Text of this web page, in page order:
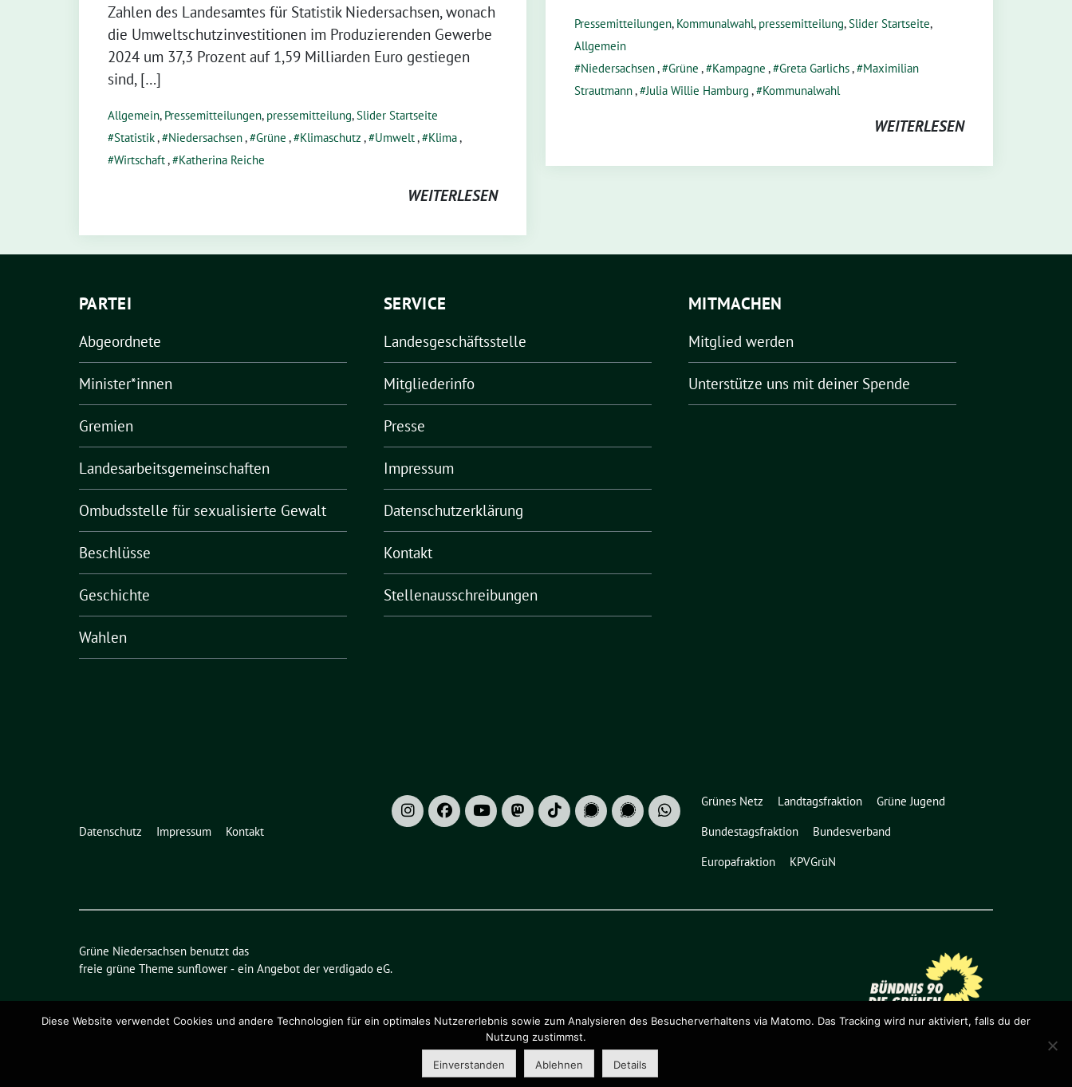
Zahlen des Landesamtes für Statistik Niedersachsen, wonach
die Umweltschutzinvestitionen im Produzierenden Gewerbe
2024 um 37,3 Prozent auf 1,59 Milliarden Euro gestiegen
sind, […]
Allgemein, Pressemitteilungen, pressemitteilung,Slider Startseite
Statistik, Niedersachsen, Grüne , Klimaschutz , Umwelt, Klima,
Wirtschaft, Katherina Reiche
WEITERLESEN
Pressemitteilungen, Kommunalwahl, pressemitteilung,Slider Startseite,
Allgemein
Niedersachsen, Grüne , Kampagne , Greta Garlichs,
Maximilian
Strautmann, Julia Willie Hamburg , Kommunalwahl
WEITERLESEN
PARTEI
Abgeordnete
Minister*innen
Gremien
Landesarbeitsgemeinschaften
Ombudsstelle für sexualisierte Gewalt
Beschlüsse
Geschichte
Wahlen
SERVICE
Landesgeschäftsstelle
Mitgliederinfo
Presse
Impressum
Datenschutzerklärung
Kontakt
Stellenausschreibungen
MITMACHEN
Mitglied werden
Unterstütze uns mit deiner Spende
Datenschutz Impressum Kontakt
Grünes Netz Landtagsfraktion
Grüne Jugend
Bundestagsfraktion
Bundesverband
Europafraktion
KPVGrüN
Grüne Niedersachsen benutzt das
freie grüne Theme sunflower ‐ ein Angebot der verdigado eG.
Diese Website verwendet Cookies und andere Technologien für ein optimales Nutzererlebnis sowie zum Analysieren des Besucherverhaltens via Matomo. Das Tracking wird nur aktiviert, falls du der
Nutzung zustimmst.
Einverstanden Ablehnen Details